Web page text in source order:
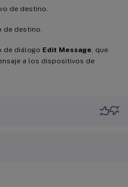
de destino.
de destino.
de diálogo Edit Message , que
a los dispositivos de